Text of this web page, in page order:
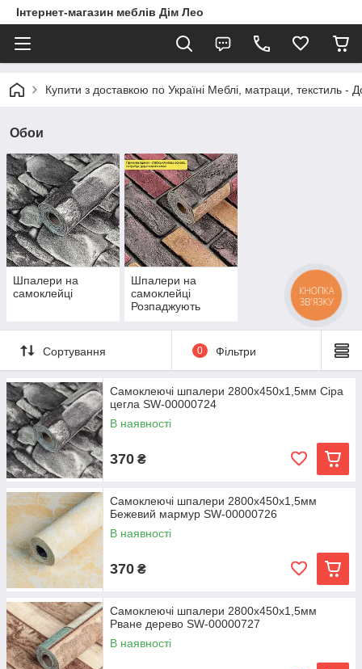
Інтернет-магазин меблів Дім Лео
Купити з доставкою по Україні Меблі, матраци, текстиль -
Обои
Шпалери на
самоклейці
Шпалери на
самоклейці
Розпаджують
Сортування 0 Фільтри
Самоклеючі шпалери 2800х450х1,5мм Сіра
цегла SW-00000724
В наявності
370 ₴
Самоклеючі шпалери 2800х450х1,5мм
Бежевий мармур SW-00000726
В наявності
370 ₴
Самоклеючі шпалери 2800х450х1,5мм
Рване дерево SW-00000727
В наявності
КНОПКА
ЗВ'ЯЗКУ